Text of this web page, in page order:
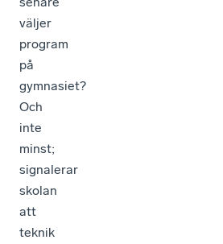
väljer
program
på
gymnasiet?
Och
inte
minst;
signalerar
skolan
att
teknik